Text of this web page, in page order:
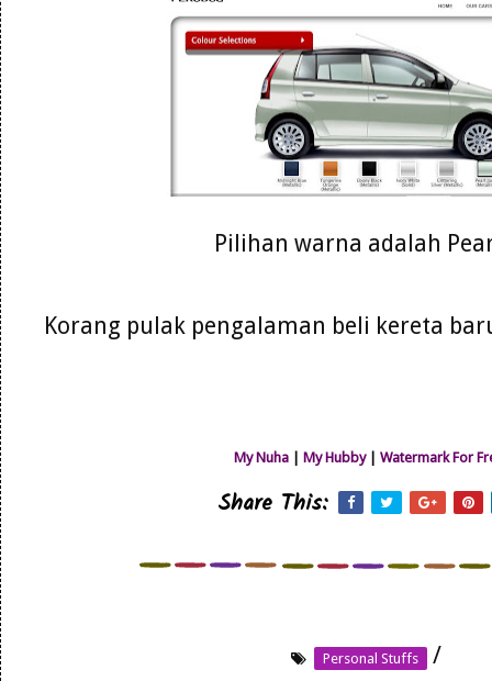
Pilihan warna adalah
Korang pulak pengalaman beli kereta
My Nuha My Hubby| Watermark For
Share This:
Personal Stuffs /